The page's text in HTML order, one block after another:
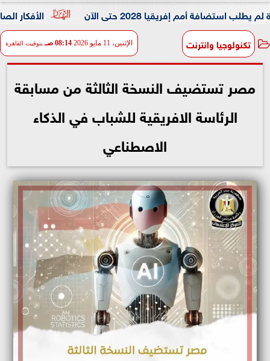
الأفكار الصاعدة: الـ إفريقيا 2028 حتى الآن
تكنولوجيا وانترنت الإثنين، 11 مايو 2026 08:14 صـ بتوقيت القاهرة
مصر تستضيف النسخة الثالثة من مسابقة
الرئاسة الافريقية للشباب في الذكاء
الاصطناعي